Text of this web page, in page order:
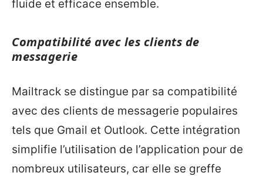
fluide et efficace ensemble.
Compatibilité avec les clients de
messagerie
Mailtrack se distingue par sa compatibilité
avec des clients de messagerie populaires
tels que Gmail et Outlook. Cette intégration
simplifie l’utilisation de l’application pour de
nombreux utilisateurs, car elle se greffe